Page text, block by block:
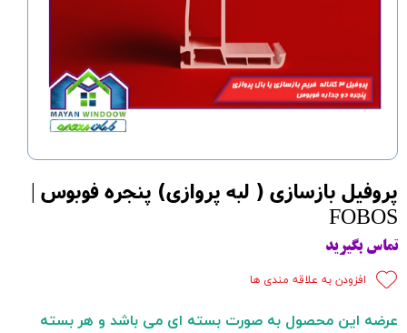
پروفیل بازسازی ( لبه پروازی) پنجره فوبوس |
FOBOS
تماس بگیرید
عرضه این محصول به صورت بسته ای می باشد و هر بسته
افزودن به علاقه مندی ها